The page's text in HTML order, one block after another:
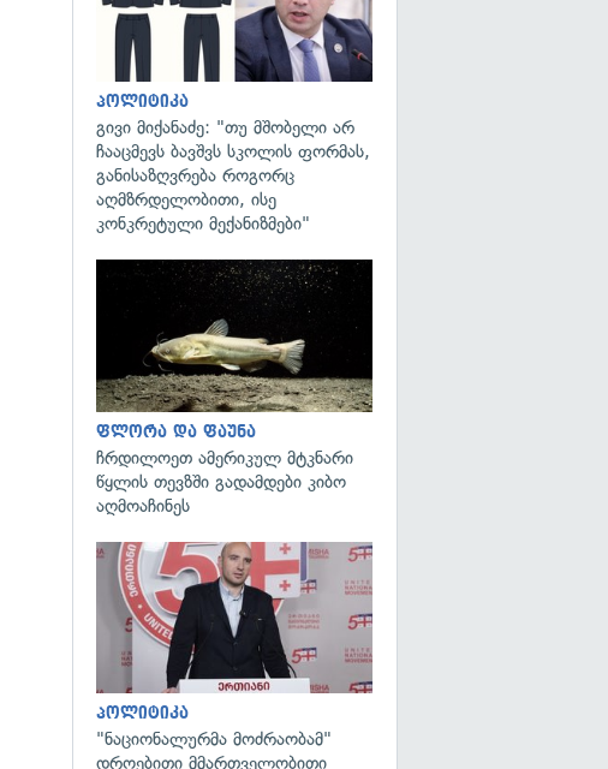
პოლიტიკა
გივი მიქანაძე: "თუ მშობელი არ
ჩააცმევს ბავშვს სკოლის ფორმას,
განისაზღვრება როგორც
აღმზრდელობითი, ისე
კონკრეტული მექანიზმები"
ფლორა და ფაუნა
ჩრდილოეთ ამერიკულ მტკნარი
წყლის თევზში გადამდები კიბო
აღმოაჩინეს
პოლიტიკა
"ნაციონალურმა მოძრაობამ"
დროებითი მმართველობითი